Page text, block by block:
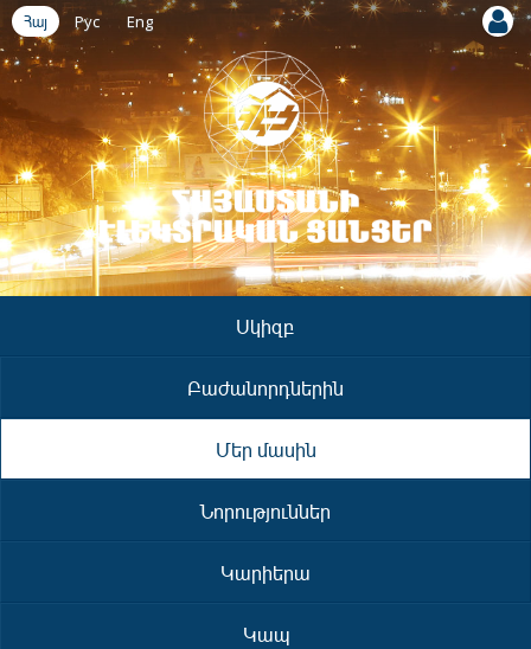
Հայ Рус Eng
Սկիզբ
Բաժանորդներին
Մեր մասին
Նորություններ
Կարիերա
Կապ